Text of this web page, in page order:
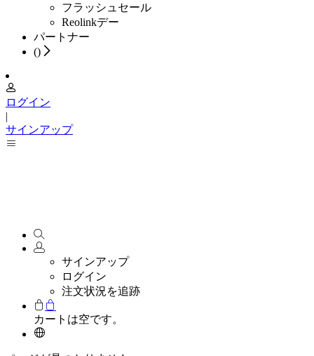
フラッシュセール
Reolinkデー
パートナー
()
ログイン
|
サインアップ
サインアップ
ログイン
注文状況を追跡
カートは空です。